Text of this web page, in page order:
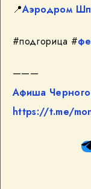
📍Аэродром
#подгорица #
———
Афиша
https://t.me/